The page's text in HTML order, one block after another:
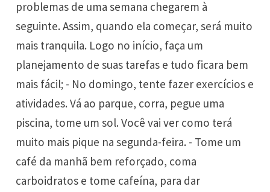
problemas de uma semana chegarem à
seguinte. Assim, quando ela começar, será muito
mais tranquila. Logo no início, faça um
planejamento de suas tarefas e tudo ficara bem
mais fácil; - No domingo, tente fazer exercícios e
atividades. Vá ao parque, corra, pegue uma
piscina, tome um sol. Você vai ver como terá
muito mais pique na segunda-feira. - Tome um
café da manhã bem reforçado, coma
carboidratos e tome cafeína, para dar